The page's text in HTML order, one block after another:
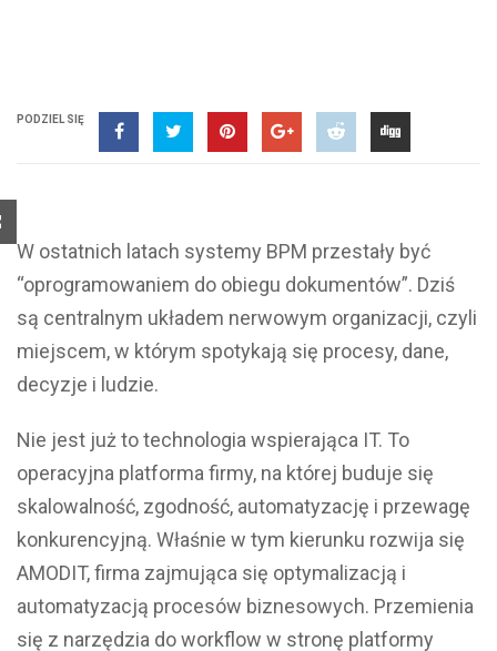
PODZIEL SIĘ
W ostatnich latach systemy BPM przestały być
“oprogramowaniem do obiegu dokumentów”. Dziś
są centralnym układem nerwowym organizacji, czyli
miejscem, w którym spotykają się procesy, dane,
decyzje i ludzie.
Nie jest już to technologia wspierająca IT. To
operacyjna platforma firmy, na której buduje się
skalowalność, zgodność, automatyzację i przewagę
konkurencyjną. Właśnie w tym kierunku rozwija się
AMODIT, firma zajmująca się optymalizacją i
automatyzacją procesów biznesowych. Przemienia
się z narzędzia do workflow w stronę platformy